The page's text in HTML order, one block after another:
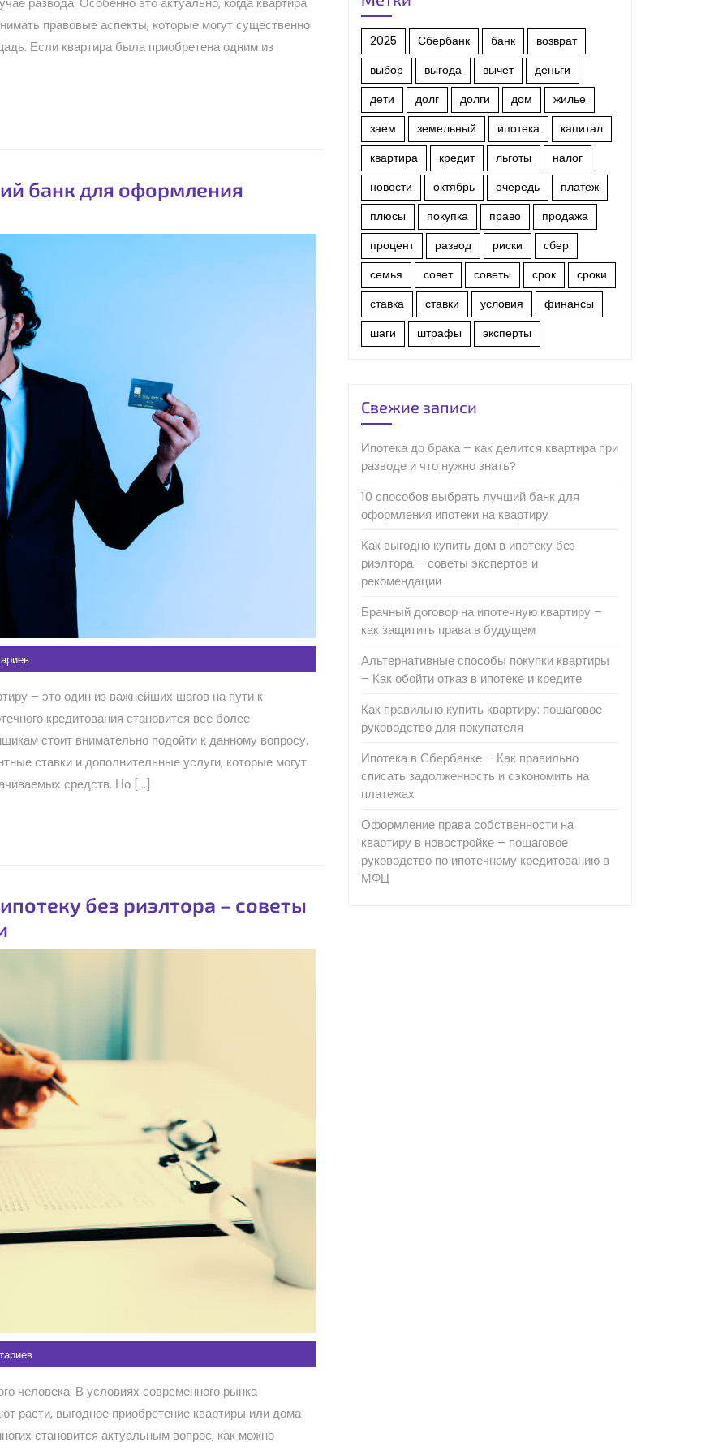
правовые аспекты, которые могут существенно
Если квартира была приобретена одним из
банк для оформления
– это один из важнейших шагов на пути к
кредитования становится всё более
стоит внимательно подойти к данному вопросу.
ставки и дополнительные услуги, которые могут
средств. Но […]
без риэлтора – советы
человека. В условиях современного рынка
расти, выгодное приобретение квартиры или дома
становится актуальным вопрос, как можно
2025 Сбербанк банк
возврат
выбор
выгода вычет
деньги
дети
долг долги дом
жилье
заем
земельный ипотека
капитал
квартира
кредит льготы
налог
новости
октябрь очередь
платеж
плюсы
покупка право
продажа
процент
развод риски
сбер
семья
совет советы срок
сроки
ставка
ставки условия
финансы
шаги
штрафы эксперты
Свежие записи
Ипотека до брака – как делится квартира при
разводе и что нужно знать?
10 способов выбрать лучший банк для
оформления ипотеки на квартиру
Как выгодно купить дом в ипотеку без
риэлтора – советы экспертов и
рекомендации
Брачный договор на ипотечную квартиру –
как защитить права в будущем
Альтернативные способы покупки квартиры
– Как обойти отказ в ипотеке и кредите
Как правильно купить квартиру: пошаговое
руководство для покупателя
Ипотека в Сбербанке – Как правильно
списать задолженность и сэкономить на
платежах
Оформление права собственности на
квартиру в новостройке – пошаговое
руководство по ипотечному кредитованию в
МФЦ